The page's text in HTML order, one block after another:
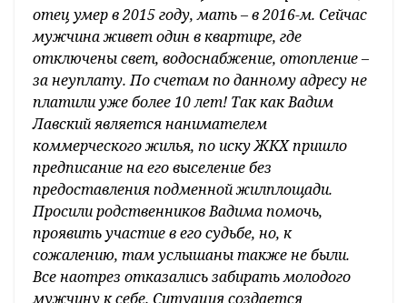
отец умер в 2015 году, мать – в 2016-м. Сейчас
мужчина живет один в квартире, где
отключены свет, водоснабжение, отопление –
за неуплату. По счетам по данному адресу не
платили уже более 10 лет! Так как Вадим
Лавский является нанимателем
коммерческого жилья, по иску ЖКХ пришло
предписание на его выселение без
предоставления подменной жилплощади.
Просили родственников Вадима помочь,
проявить участие в его судьбе, но, к
сожалению, там услышаны также не были.
Все наотрез отказались забирать молодого
мужчину к себе. Ситуация создается